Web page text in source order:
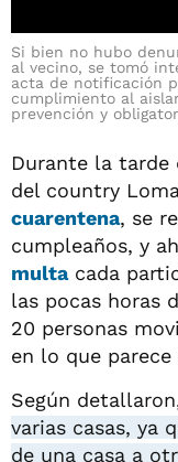
Si bien no hubo
al vecino, se tomó
acta de notificación
cumplimiento al
prevención y
Durante la tarde
del country
cuarentena, se
cumpleaños, y
multacada
las pocas horas
20 personas
en lo que
Según
varias casas, ya
de una casa a